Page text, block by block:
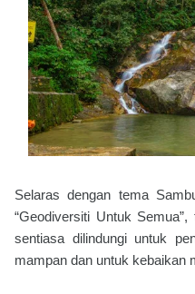
Selaras dengan tema
“Geodiversiti Untuk
sentiasa dilindungi untuk
mampan dan untuk kebaikan